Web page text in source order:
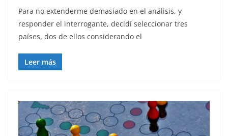
Para no extenderme demasiado en el análisis, y
responder el interrogante, decidí seleccionar tres
países, dos de ellos considerando el
Leer más